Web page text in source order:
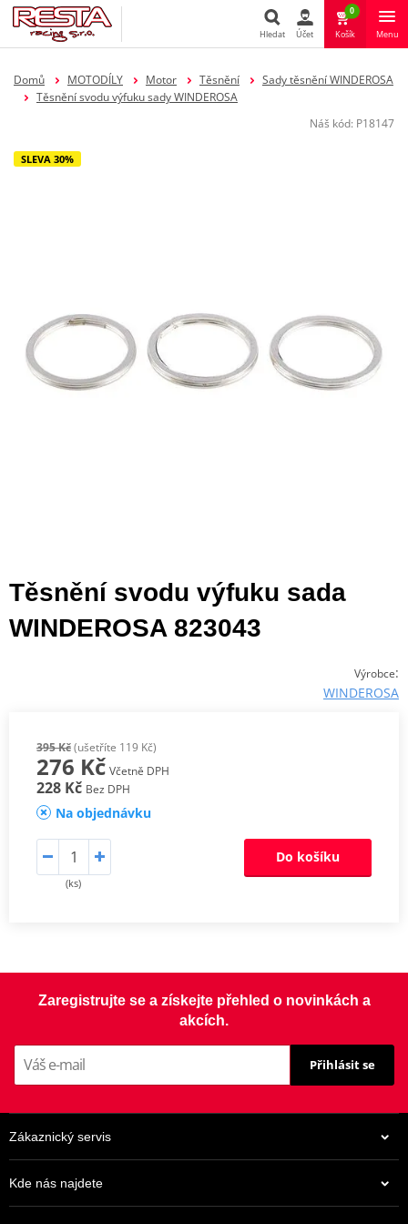
Hledat
Hledat Účet
0
Košík Menu
Domů MOTODÍLY Motor Těsnění
Sady těsnění WINDEROSA
Těsnění svodu výfuku sady WINDEROSA
Náš kód: P18147
SLEVA 30%
Těsnění svodu výfuku sada
WINDEROSA 823043
Výrobce:
WINDEROSA
395 Kč(ušetříte 119 Kč)
276 Kč Včetně DPH
228 Kč Bez DPH
Na objednávku
(ks)
Do košíku
Zaregistrujte se a získejte přehled o novinkách a
akcích.
Přihlásit se
Zákaznický servis
Kde nás najdete